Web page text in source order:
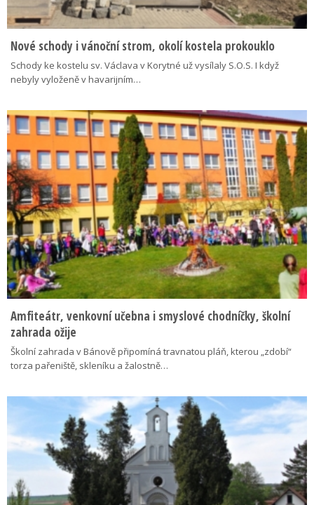
Nové schody i vánoční strom, okolí kostela prokouklo
Schody ke kostelu sv. Václava v Korytné už vysílaly S.O.S. I když
nebyly vyloženě v havarijním…
Amfiteátr, venkovní učebna i smyslové chodníčky, školní
zahrada ožije
Školní zahrada v Bánově připomíná travnatou pláň, kterou „zdobí“
torza pařeniště, skleníku a žalostně…